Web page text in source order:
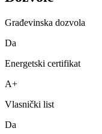
Građevinska dozvola
Da
Energetski certifikat
A+
Vlasnički list
Da